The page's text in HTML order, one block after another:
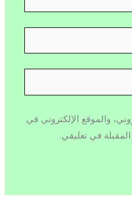
والموقع الإلكتروني في
في تعليقي.